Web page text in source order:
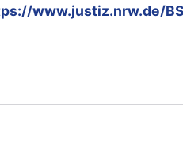
www.justiz.nrw.de/